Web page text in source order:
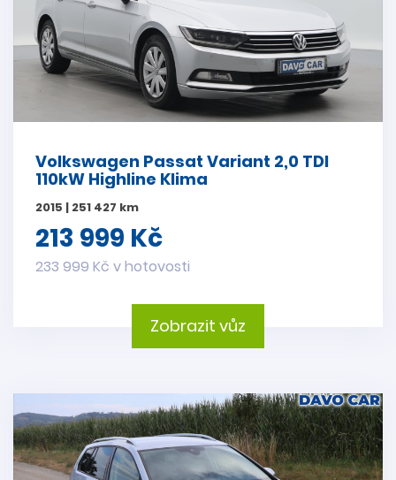
Volkswagen Passat Variant 2,0 TDI
110kW Highline Klima
2015 | 251 427 km
213 999 Kč
233 999 Kč v hotovosti
Zobrazit vůz